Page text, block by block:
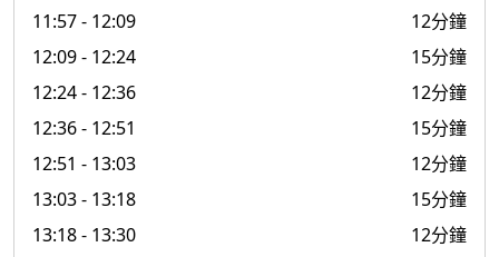
11:57- 12:09
12分鐘
12:09- 12:24
15分鐘
12:24- 12:36
12分鐘
12:36- 12:51
15分鐘
12:51 - 13:03
12分鐘
13:03- 13:18
15分鐘
13:18- 13:30
12分鐘